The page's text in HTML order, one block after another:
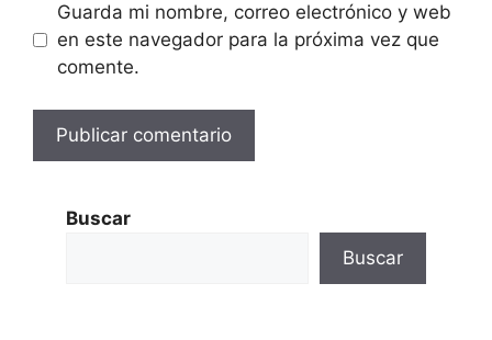
Guarda mi nombre, correo electrónico y web
en este navegador para la próxima vez que
comente.
Buscar
Buscar